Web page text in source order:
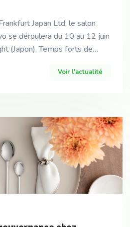
Japan Ltd, le salon
se déroulera du 10 au 12 juin
(Japon). Temps forts de
Voir l'actualité